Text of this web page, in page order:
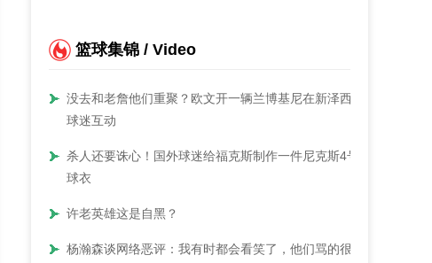
篮球集锦 / Video
没去和老詹他们重聚？欧文开一辆兰博基尼在新泽西与
球迷互动
杀人还要诛心！国外球迷给福克斯制作一件尼克斯4号
球衣
许老英雄这是自黑？
杨瀚森谈网络恶评：我有时都会看笑了，他们骂的很有